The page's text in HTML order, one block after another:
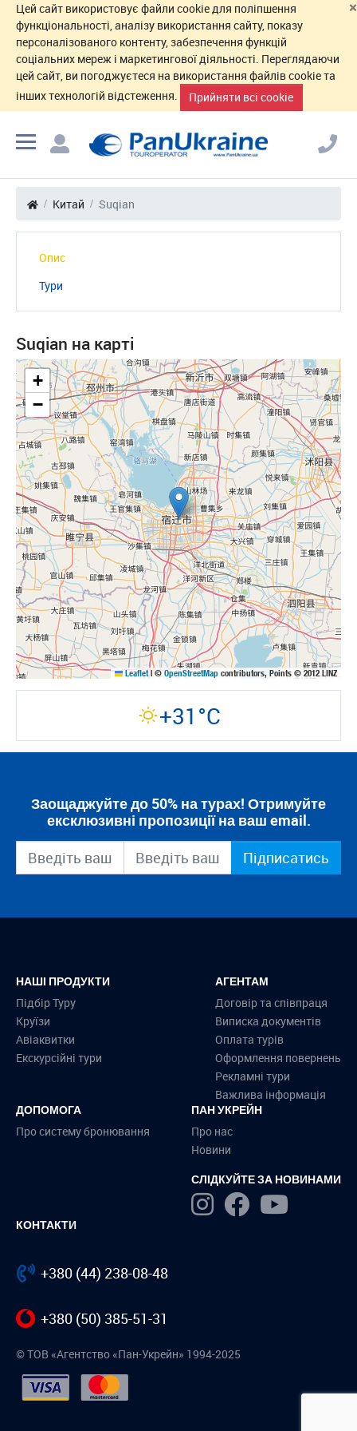
×
Цей сайт використовує файли cookie для поліпшення
функціональності, аналізу використання сайту, показу
персоналізованого контенту, забезпечення функцій
соціальних мереж і маркетингової діяльності. Переглядаючи
цей сайт, ви погоджуєтеся на використання файлів cookie та
інших технологій відстеження.
Прийняти всі cookie
Китай Suqian
Опис
Тури
Suqian на карті
+
−
Leaflet |©OpenStreetMap contributors, Points © 2012 LINZ
+31°C
Заощаджуйте до 50% на турах! Отримуйте
ексклюзивні пропозиції на ваш email.
Підписатись
НАШІ ПРОДУКТИ
Підбір Туру
Круїзи
Авіаквитки
Екскурсійні тури
АГЕНТАМ
Договір та співпраця
Виписка документів
Оплата турів
Оформлення повернень
Рекламні тури
Важлива інформація
ДОПОМОГА
Про систему бронювання
ПАН УКРЕЙН
Про нас
Новини
СЛІДКУЙТЕ ЗА НОВИНАМИ
КОНТАКТИ
+380 (44) 238-08-48
+380 (50) 385-51-31
© ТОВ «Агентство «Пан-Укрейн» 1994-2025